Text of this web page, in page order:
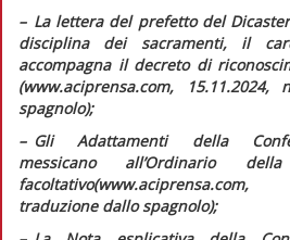
–La lettera del prefetto del
disciplina dei sacramenti, il
accompagna il decreto di
(www.aciprensa.com,
spagnolo);
–GliAdattamenti della
messicano all’Ordinario
facoltativo
traduzione dallo spagnolo);